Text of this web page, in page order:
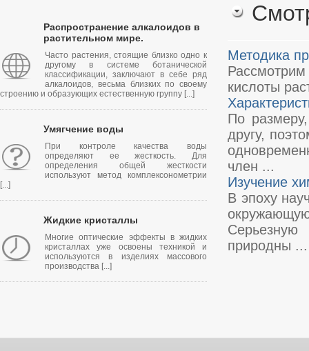
Распространение алкалоидов в
растительном мире.
Часто растения, стоящие близко одно к
другому в системе ботанической
классификации, заключают в себе ряд
алкалоидов, весьма близких по своему
строению и образующих естественную группу [...]
Умягчение воды
При контроле качества воды
определяют ее жесткость. Для
определения общей жесткости
используют метод комплексонометрии
[...]
Жидкие кристаллы
Многие оптические эффекты в жидких
кристаллах уже освоены техникой и
используются в изделиях массового
производства [...]
Методика
кислоты
По
другу,
член ...
Изучение
В эпоху
Серьезную
природны ...